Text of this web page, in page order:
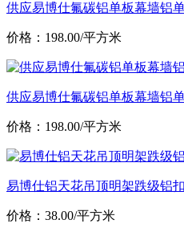
供应易博仕氟碳铝单板幕墙铝
价格：198.00/平方米
供应易博仕氟碳铝单板幕墙铝
价格：198.00/平方米
易博仕铝天花吊顶明架跌级铝
价格：38.00/平方米